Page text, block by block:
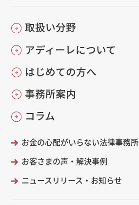
取扱い分野
アディーレについて
はじめての方へ
事務所案内
コラム
お金の心配がいらない法律事務所
お客さまの声・解決事例
ニュースリリース・お知らせ